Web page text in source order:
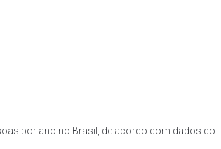
por ano no Brasil, de acordo com dados do